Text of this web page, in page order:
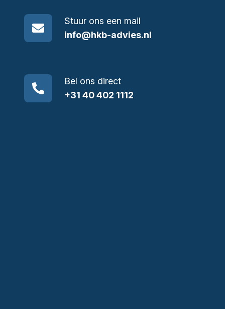
Stuur ons een mail
info@hkb-advies.nl
Bel ons direct
+31 40 402 1112